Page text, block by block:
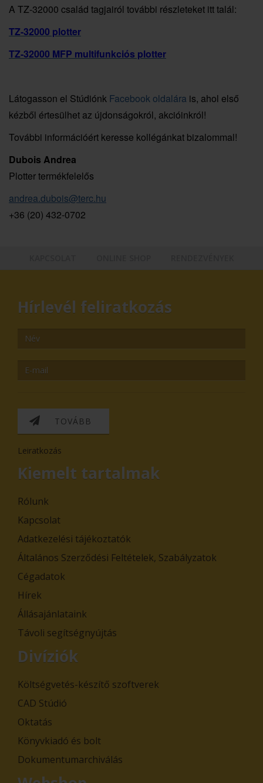
A TZ-32000 család tagjairól további részleteket itt talál:
TZ-32000 plotter
TZ-32000 MFP multifunkciós plotter
Látogasson el Stúdiónk Facebook oldalára is, ahol első
kézből értesülhet az újdonságokról, akcióinkról!
További információért keresse kollégánkat bizalommal!
Dubois Andrea
Plotter termékfelelős
andrea.dubois@terc.hu
+36 (20) 432-0702
Hírlevél feliratkozás
TOVÁBB
Leiratkozás
Kiemelt tartalmak
Rólunk
Kapcsolat
Adatkezelési tájékoztatók
Általános Szerződési Feltételek, Szabályzatok
Cégadatok
Hírek
Állásajánlataink
Távoli segítségnyújtás
Divíziók
Költségvetés-készítő szoftverek
CAD Stúdió
Oktatás
Könyvkiadó és bolt
Dokumentumarchiválás